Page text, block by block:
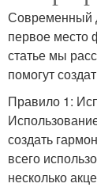
Современный
первое место
статье мы
помогут
Правило 1:
создать
всего
несколько